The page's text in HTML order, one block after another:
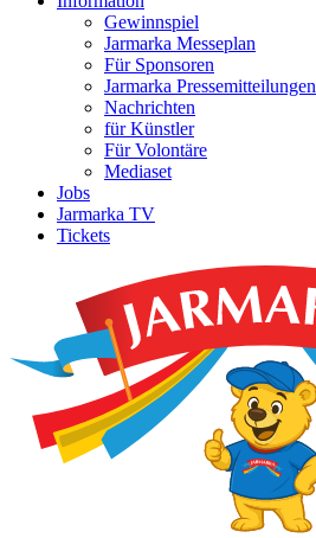
Gewinnspiel
Jarmarka Messeplan
Für Sponsoren
Jarmarka Pressemitteilungen
Nachrichten
für Künstler
Für Volontäre
Mediaset
Jobs
Jarmarka TV
Tickets